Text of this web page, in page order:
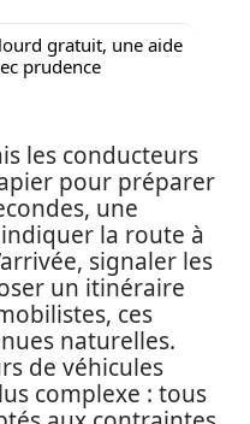
gratuit, une aide
prudence
les conducteurs
pour préparer
une
la route à
signaler les
un itinéraire
ces
naturelles.
de véhicules
complexe : tous